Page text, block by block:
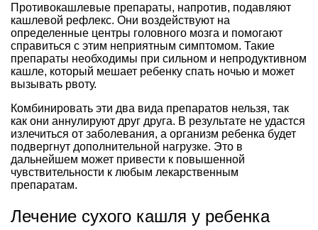
Противокашлевые препараты, напротив, подавляют
кашлевой рефлекс. Они воздействуют на
определенные центры головного мозга и помогают
справиться с этим неприятным симптомом. Такие
препараты необходимы при сильном и непродуктивном
кашле, который мешает ребенку спать ночью и может
вызывать рвоту.
Комбинировать эти два вида препаратов нельзя, так
как они аннулируют друг друга. В результате не удастся
излечиться от заболевания, а организм ребенка будет
подвергнут дополнительной нагрузке. Это в
дальнейшем может привести к повышенной
чувствительности к любым лекарственным
препаратам.
Лечение сухого кашля у ребенка